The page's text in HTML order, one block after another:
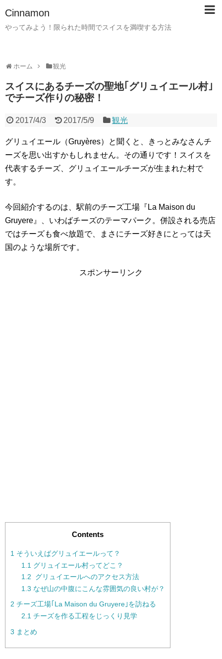
Cinnamon
やってみよう！限られた時間でスイスを満喫する方法
ホーム 観光
スイスにあるチーズの聖地｢グリュイエール村｣
でチーズ作りの秘密！
2017/4/3 2017/5/9 観光
グリュイエール（Gruyères）と聞くと、きっとみなさんチ
ーズを思い出すかもしれません。その通りです！スイスを
代表するチーズ、グリュイエールチーズが生まれた村で
す。
今回紹介するのは、駅前のチーズ工場『La Maison du
Gruyere』、いわばチーズのテーマパーク。併設される売店
ではチーズも食べ放題で、まさにチーズ好きにとっては天
国のような場所です。
スポンサーリンク
Contents
1 そういえばグリュイエールって？
1.1 グリュイエール村ってどこ？
1.2 グリュイエールへのアクセス方法
1.3 なぜ山の中腹にこんな雰囲気の良い村が？
2 チーズ工場｢La Maison du Gruyere｣を訪ねる
2.1チーズを作る工程をじっくり見学
3 まとめ